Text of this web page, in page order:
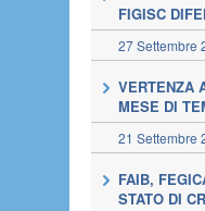
FIGISC
27 Settembre
VERTENZA
MESE DI
21 Settembre
FAIB,
STATO DI